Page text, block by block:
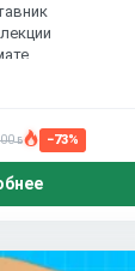
проверкой
урок
ƃ −73%